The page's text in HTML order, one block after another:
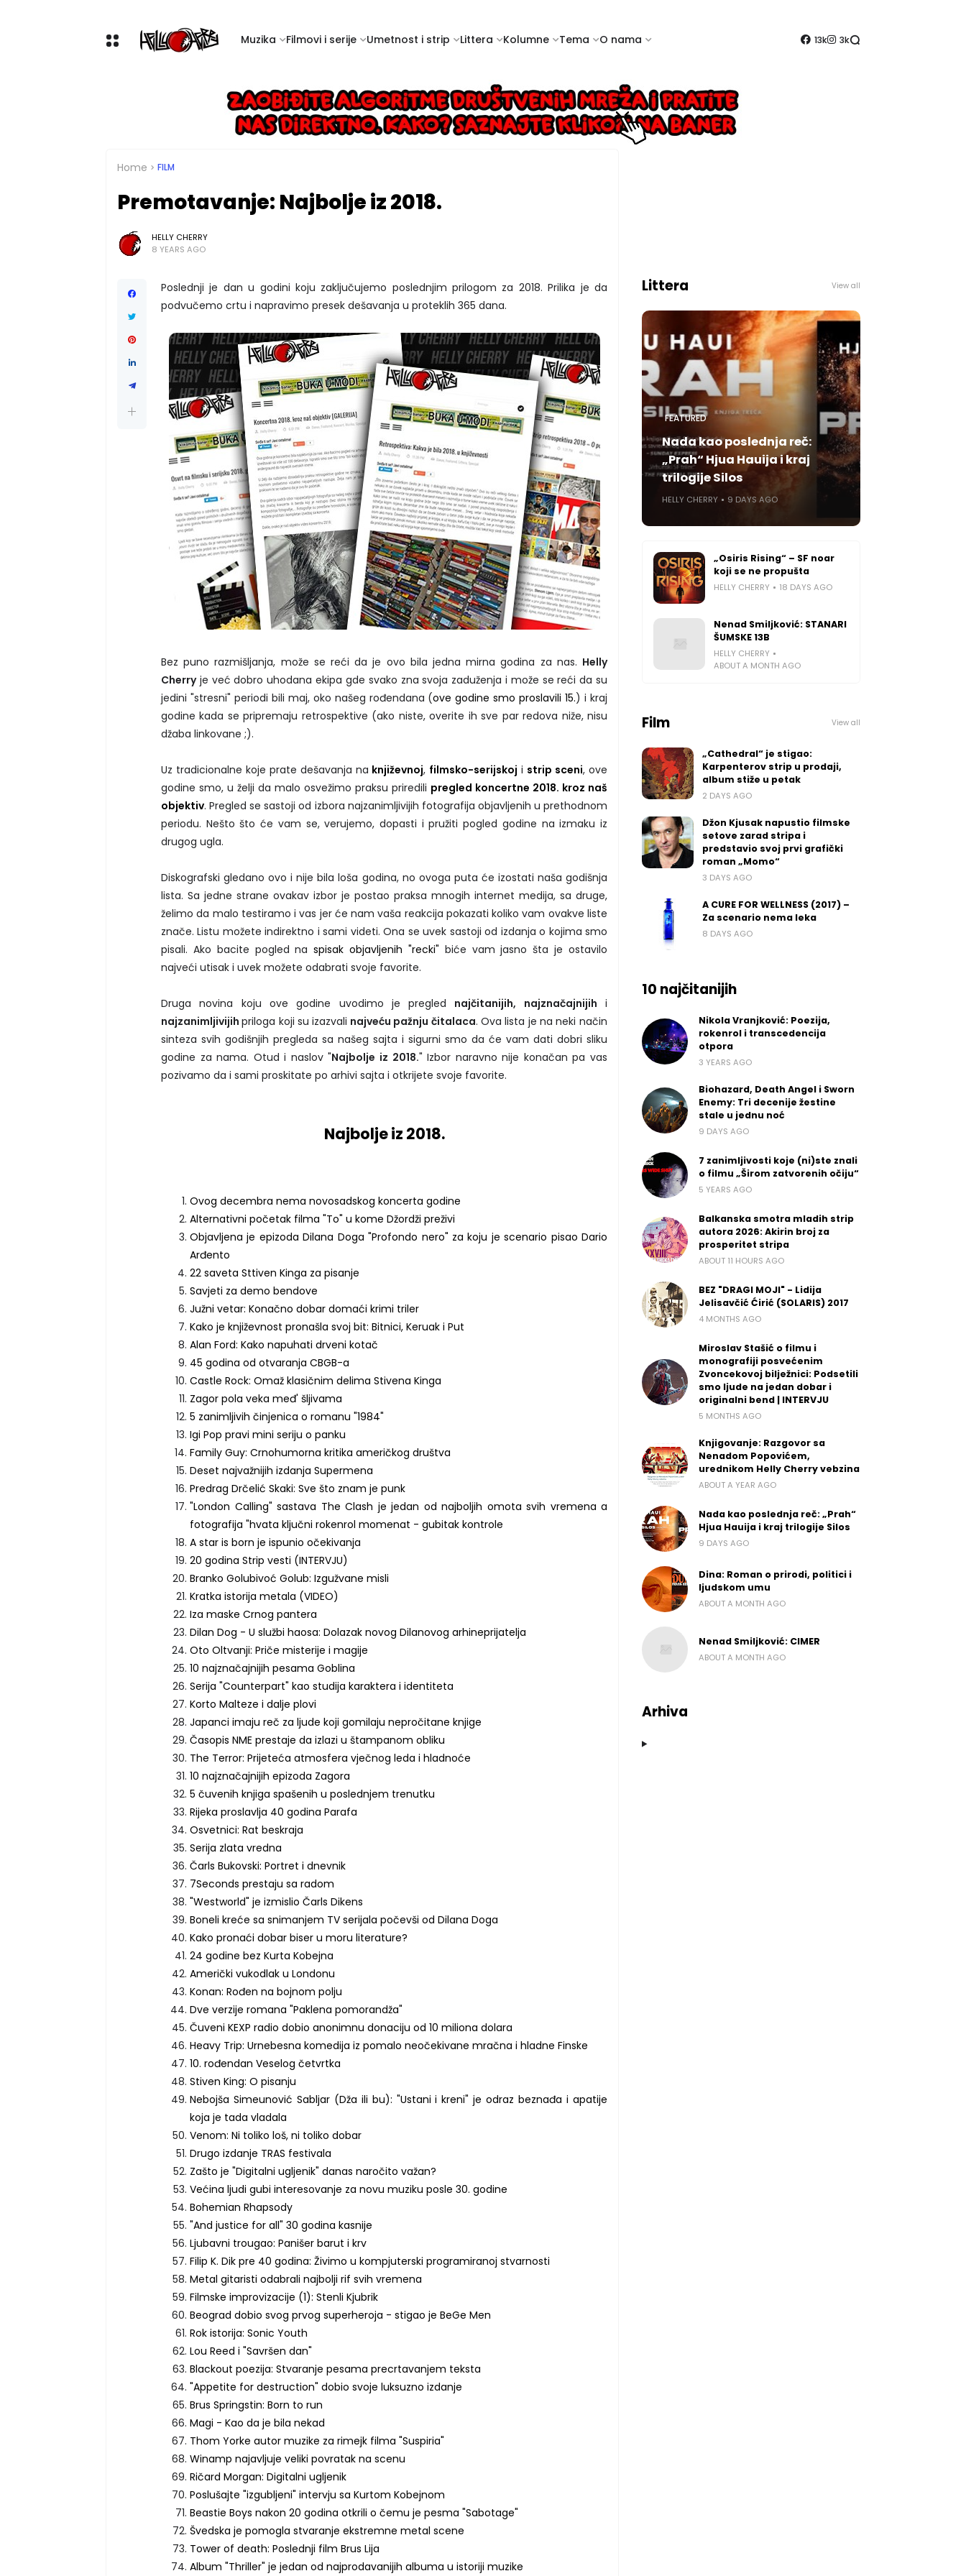
Muzika Filmovi i serije Umetnost i strip Littera Kolumne Tema O nama 13k 3k
Home FILM
Premotavanje: Najbolje iz 2018.
HELLY CHERRY
8 YEARS AGO
Poslednji je dan u godini koju zaključujemo poslednjim prilogom za 2018. Prilika je da
podvučemo crtu i napravimo presek dešavanja u proteklih 365 dana.
Bez puno razmišljanja, može se reći da je ovo bila jedna mirna godina za nas. Helly
Cherryje već dobro uhodana ekipa gde svako zna svoja zaduženja i može se reći da su
jedini "stresni" periodi bili maj, oko našeg rođendana (ove godine smo proslavili 15.) i kraj
godine kada se pripremaju retrospektive (ako niste, overite ih sve par redova niže, nisu
džaba linkovane ;).
Uz tradicionalne koje prate dešavanja na književnoj, filmsko-serijskoj i strip sceni, ove
godine smo, u želji da malo osvežimo praksu priredili pregled koncertne 2018. kroz naš
objektiv. Pregled se sastoji od izbora najzanimljivijih fotografija objavljenih u prethodnom
periodu. Nešto što će vam se, verujemo, dopasti i pružiti pogled godine na izmaku iz
drugog ugla.
Diskografski gledano ovo i nije bila loša godina, no ovoga puta će izostati naša godišnja
lista. Sa jedne strane ovakav izbor je postao praksa mnogih internet medija, sa druge,
želimo da malo testiramo i vas jer će nam vaša reakcija pokazati koliko vam ovakve liste
znače. Listu možete indirektno i sami videti. Ona se uvek sastoji od izdanja o kojima smo
pisali. Ako bacite pogled naspisak objavljenih "recki" biće vam jasno šta je ostavilo
najveći utisak i uvek možete odabrati svoje favorite.
Druga novina koju ove godine uvodimo je pregled najčitanijih, najznačajnijih i
najzanimljivijihpriloga koji su izazvali najveću pažnju čitalaca. Ova lista je na neki način
sinteza svih godišnjih pregleda sa našeg sajta i sigurni smo da će vam dati dobri sliku
godine za nama. Otud i naslov "Najbolje iz 2018." Izbor naravno nije konačan pa vas
pozivamo da i sami proskitate po arhivi sajta i otkrijete svoje favorite.
Najbolje iz 2018.
Ovog decembra nema novosadskog koncerta godine
Alternativni početak filma "To" u kome Džordži preživi
Objavljena je epizoda Dilana Doga "Profondo nero" za koju je scenario pisao Dario
Arđento
22 saveta Sttiven Kinga za pisanje
Savjeti za demo bendove
Južni vetar: Konačno dobar domaći krimi triler
Kako je književnost pronašla svoj bit: Bitnici, Keruak i Put
Alan Ford: Kako napuhati drveni kotač
45 godina od otvaranja CBGB-a
Castle Rock: Omaž klasičnim delima Stivena Kinga
Zagor pola veka međ' šljivama
5 zanimljivih činjenica o romanu "1984"
Igi Pop pravi mini seriju o panku
Family Guy: Crnohumorna kritika američkog društva
Deset najvažnijih izdanja Supermena
Predrag Drčelić Skaki: Sve što znam je punk
"London Calling" sastava The Clash je jedan od najboljih omota svih vremena a
fotografija "hvata ključni rokenrol momenat - gubitak kontrole
A star is born je ispunio očekivanja
20 godina Strip vesti (INTERVJU)
Branko Golubivoć Golub: Izgužvane misli
Kratka istorija metala (VIDEO)
Iza maske Crnog pantera
Dilan Dog - U službi haosa: Dolazak novog Dilanovog arhineprijatelja
Oto Oltvanji: Priče misterije i magije
10 najznačajnijih pesama Goblina
Serija "Counterpart" kao studija karaktera i identiteta
Korto Malteze i dalje plovi
Japanci imaju reč za ljude koji gomilaju nepročitane knjige
Časopis NME prestaje da izlazi u štampanom obliku
The Terror: Prijeteća atmosfera vječnog leda i hladnoće
10 najznačajnijih epizoda Zagora
5 čuvenih knjiga spašenih u poslednjem trenutku
Rijeka proslavlja 40 godina Parafa
Osvetnici: Rat beskraja
Serija zlata vredna
Čarls Bukovski: Portret i dnevnik
7Seconds prestaju sa radom
"Westworld" je izmislio Čarls Dikens
Boneli kreće sa snimanjem TV serijala počevši od Dilana Doga
Kako pronaći dobar biser u moru literature?
24 godine bez Kurta Kobejna
Američki vukodlak u Londonu
Konan: Rođen na bojnom polju
Dve verzije romana "Paklena pomorandža"
Čuveni KEXP radio dobio anonimnu donaciju od 10 miliona dolara
Heavy Trip: Urnebesna komedija iz pomalo neočekivane mračna i hladne Finske
10. rođendan Veselog četvrtka
Stiven King: O pisanju
Nebojša Simeunović Sabljar (Dža ili bu): "Ustani i kreni" je odraz beznađa i apatije
koja je tada vladala
Venom: Ni toliko loš, ni toliko dobar
Drugo izdanje TRAS festivala
Zašto je "Digitalni ugljenik" danas naročito važan?
Većina ljudi gubi interesovanje za novu muziku posle 30. godine
Bohemian Rhapsody
"And justice for all" 30 godina kasnije
Ljubavni trougao: Panišer barut i krv
Filip K. Dik pre 40 godina: Živimo u kompjuterski programiranoj stvarnosti
Metal gitaristi odabrali najbolji rif svih vremena
Filmske improvizacije (1): Stenli Kjubrik
Beograd dobio svog prvog superheroja - stigao je BeGe Men
Rok istorija: Sonic Youth
Lou Reed i "Savršen dan"
Blackout poezija: Stvaranje pesama precrtavanjem teksta
"Appetite for destruction" dobio svoje luksuzno izdanje
Brus Springstin: Born to run
Magi - Kao da je bila nekad
Thom Yorke autor muzike za rimejk filma "Suspiria"
Winamp najavljuje veliki povratak na scenu
Ričard Morgan: Digitalni ugljenik
Poslušajte "izgubljeni" intervju sa Kurtom Kobejnom
Beastie Boys nakon 20 godina otkrili o čemu je pesma "Sabotage"
Švedska je pomogla stvaranje ekstremne metal scene
Tower of death: Poslednji film Brus Lija
Album "Thriller" je jedan od najprodavanijih albuma u istoriji muzike
Littera View all
FEATURED
Nada kao poslednja reč:
„Prah“ Hjua Hauija i kraj
trilogije Silos
HELLY CHERRY 9 DAYS AGO
„Osiris Rising“ – SF noar
koji se ne propušta
HELLY CHERRY 18 DAYS AGO
Nenad Smiljković: STANARI
ŠUMSKE 13B
HELLY CHERRY
ABOUT A MONTH AGO
Film View all
„Cathedral“ je stigao:
Karpenterov strip u prodaji,
album stiže u petak
2 DAYS AGO
Džon Kjusak napustio filmske
setove zarad stripa i
predstavio svoj prvi grafički
roman „Momo“
3 DAYS AGO
A CURE FOR WELLNESS (2017) –
Za scenario nema leka
8 DAYS AGO
10 najčitanijih
Nikola Vranjković: Poezija,
rokenrol i transcedencija
otpora
3 YEARS AGO
Biohazard, Death Angel i Sworn
Enemy: Tri decenije žestine
stale u jednu noć
9 DAYS AGO
7 zanimljivosti koje (ni)ste znali
o filmu „Širom zatvorenih očiju“
5 YEARS AGO
Balkanska smotra mladih strip
autora 2026: Akirin broj za
prosperitet stripa
ABOUT 11 HOURS AGO
BEZ "DRAGI MOJI" - Lidija
Jelisavčić Ćirić (SOLARIS) 2017
4 MONTHS AGO
Miroslav Stašić o filmu i
monografiji posvećenim
Zvoncekovoj bilježnici: Podsetili
smo ljude na jedan dobar i
originalni bend | INTERVJU
5 MONTHS AGO
Knjigovanje: Razgovor sa
Nenadom Popovićem,
urednikom Helly Cherry vebzina
ABOUT A YEAR AGO
Nada kao poslednja reč: „Prah“
Hjua Hauija i kraj trilogije Silos
9 DAYS AGO
Dina: Roman o prirodi, politici i
ljudskom umu
ABOUT A MONTH AGO
Nenad Smiljković: CIMER
ABOUT A MONTH AGO
Arhiva